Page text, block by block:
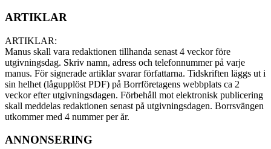
ARTIKLAR
ARTIKLAR:
Manus skall vara redaktionen tillhanda senast 4 veckor före
utgivningsdag. Skriv namn, adress och telefonnummer på varje
manus. För signerade artiklar svarar författarna. Tidskriften läggs ut i
sin helhet (lågupplöst PDF) på Borrföretagens webbplats ca 2
veckor efter utgivningsdagen. Förbehåll mot elektronisk publicering
skall meddelas redaktionen senast på utgivningsdagen. Borrsvängen
utkommer med 4 nummer per år.
ANNONSERING